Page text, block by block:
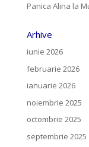
Panica Alina la
Arhive
iunie 2026
februarie 2026
ianuarie 2026
noiembrie 2025
octombrie 2025
septembrie 2025